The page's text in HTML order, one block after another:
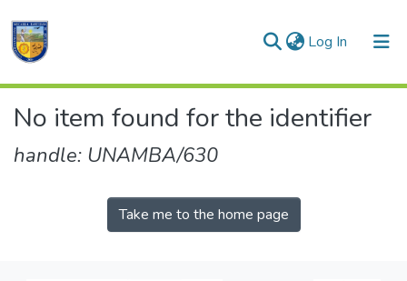
Log In (current)
Communities & Collections
No item found for the identifier
handle: UNAMBA/630
Take me to the home page